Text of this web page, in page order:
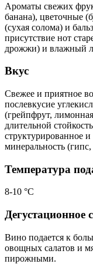
Ароматы свежих
банана), цветочные
(сухая солома) и
присутствие нот
дрожжи) и влажный
Вкус
Свежее и приятное
послевкусие
(грейпфрут,
длительной
структурированное и
минеральность
Температура
8-10 °С
Дегустационное
Вино подается к
овощных салатов и
пирожными.